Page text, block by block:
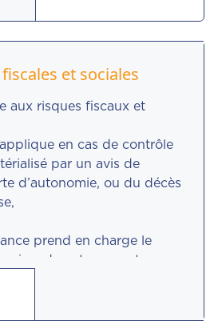
face à ses engagements
d’assurance dont l’objet
et sociales
aux risques fiscaux et
en cas de contrôle
par un avis de
d’autonomie, ou du décès
prend en charge le
de votre expert-
des frais de justice